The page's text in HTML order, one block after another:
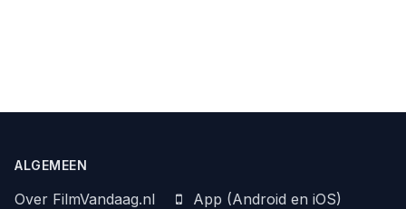
ALGEMEEN
Over FilmVandaag.nl
App (Android en iOS)